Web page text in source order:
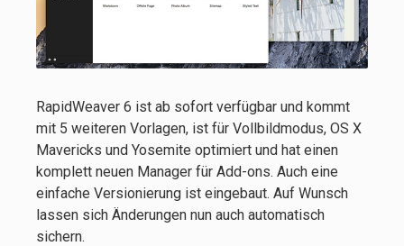
RapidWeaver 6 ist ab sofort verfügbar und kommt
mit 5 weiteren Vorlagen, ist für Vollbildmodus, OS X
Mavericks und Yosemite optimiert und hat einen
komplett neuen Manager für Add-ons. Auch eine
einfache Versionierung ist eingebaut. Auf Wunsch
lassen sich Änderungen nun auch automatisch
sichern.